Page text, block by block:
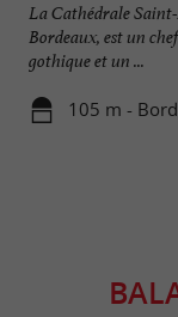
La Cathédrale
Bordeaux, est un
gothique et un ...
105 m -